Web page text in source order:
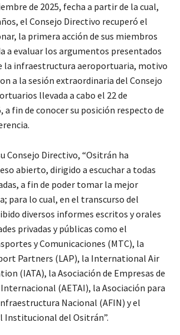
de 2025, fecha a partir de la cual,
el Consejo Directivo recuperó el
la primera acción de sus miembros
a evaluar los argumentos presentados
la infraestructura aeroportuaria, motivo
a la sesión extraordinaria del Consejo
llevada a cabo el 22 de
a fin de conocer su posición respecto de
Consejo Directivo, “Ositrán ha
abierto, dirigido a escuchar a todas
a fin de poder tomar la mejor
para lo cual, en el transcurso del
diversos informes escritos y orales
privadas y públicas como el
y Comunicaciones (MTC), la
Partners (LAP), la International Air
(IATA), la Asociación de Empresas de
(AETAI), la Asociación para
Nacional (AFIN) y el
Institucional del Ositrán”.